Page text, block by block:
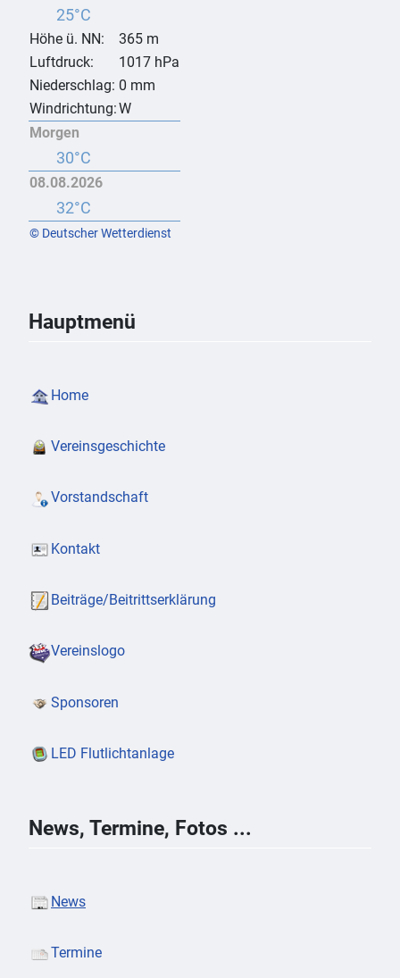
Hauptmenü
Home
Vereinsgeschichte
Vorstandschaft
Kontakt
Beiträge/Beitrittserklärung
Vereinslogo
Sponsoren
LED Flutlichtanlage
News, Termine, Fotos ...
News
Termine
25°C
Höhe ü. NN:
365 m
Luftdruck:
1017 hPa
Niederschlag: 0 mm
Windrichtung:W
Morgen
30°C
08.08.2026
32°C
© Deutscher Wetterdienst